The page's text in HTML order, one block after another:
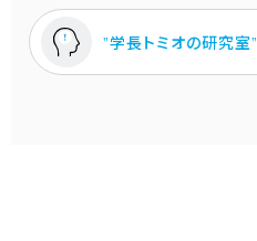
"学長トミオの研究室"